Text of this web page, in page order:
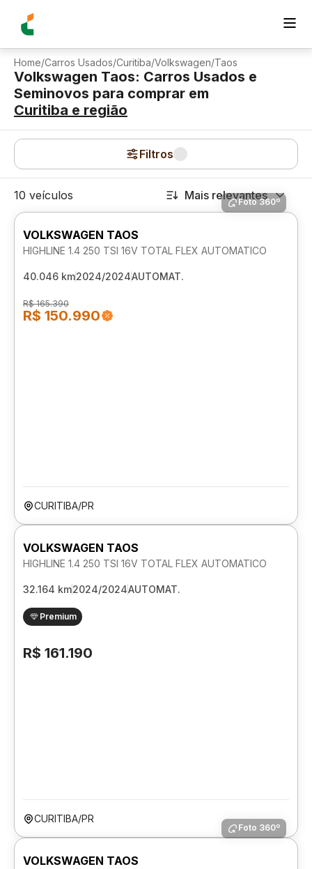
Home/Carros Usados/Curitiba/Volkswagen/Taos
Volkswagen Taos: Carros Usados e
Seminovos para comprar em
Curitiba e região
Filtros
10 veículos Mais relevantes
Foto 360º
VOLKSWAGEN TAOS
HIGHLINE 1.4 250 TSI 16V TOTAL FLEX AUTOMATICO
40.046 km2024/2024AUTOMAT.
R$ 165.390
R$ 150.990
CURITIBA/PR
VOLKSWAGEN TAOS
HIGHLINE 1.4 250 TSI 16V TOTAL FLEX AUTOMATICO
32.164 km2024/2024AUTOMAT.
Premium
R$ 161.190
CURITIBA/PR
Foto 360º
VOLKSWAGEN TAOS